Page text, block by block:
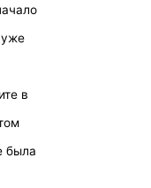
уже
в
была